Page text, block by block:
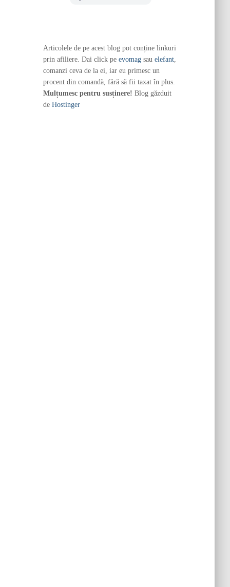
Articolele de pe acest blog pot conține linkuri
prin afiliere. Dai click pe evomagsau elefant,
comanzi ceva de la ei, iar eu primesc un
procent din comandă, fără să fii taxat în plus.
Mulțumesc pentru susținere! Blog găzduit
de Hostinger